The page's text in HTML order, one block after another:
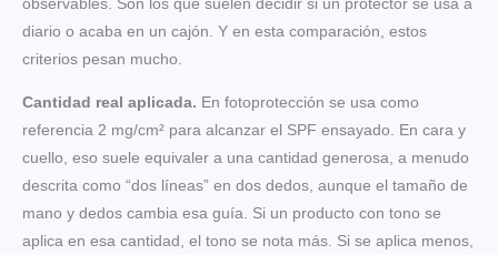
diario o acaba en un cajón. Y en esta comparación, estos
criterios pesan mucho.
Cantidad real aplicada. En fotoprotección se usa como
referencia 2 mg/cm² para alcanzar el SPF ensayado. En cara y
cuello, eso suele equivaler a una cantidad generosa, a menudo
descrita como “dos líneas” en dos dedos, aunque el tamaño de
mano y dedos cambia esa guía. Si un producto con tono se
aplica en esa cantidad, el tono se nota más. Si se aplica menos,